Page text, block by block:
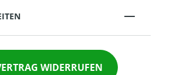
WIDERRUFEN